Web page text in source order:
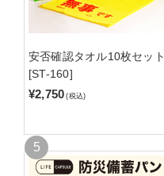
安否確認タオル10枚セット
[ST-160]
¥2,750 (税込)